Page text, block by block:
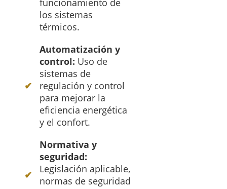
funcionamiento de
los sistemas
térmicos.
Automatización y
control: Uso de
sistemas de
regulación y control
para mejorar la
eficiencia energética
y el confort.
Normativa y
seguridad:
Legislación aplicable,
normas de seguridad